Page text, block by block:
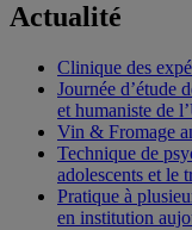
Actualité
Clinique des
Journée d’étude
et humaniste de
Vin & Fromage
Technique de
adolescents et le
Pratique à
en institution